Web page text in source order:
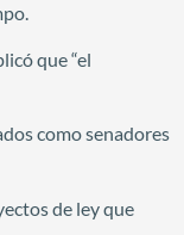
que “el
como senadores
de ley que